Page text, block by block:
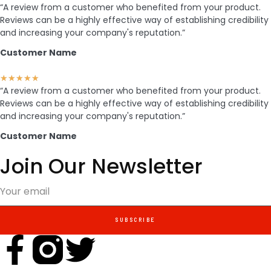
“A review from a customer who benefited from your product.
Reviews can be a highly effective way of establishing credibility
and increasing your company's reputation.”
Customer Name
★★★★★
“A review from a customer who benefited from your product.
Reviews can be a highly effective way of establishing credibility
and increasing your company's reputation.”
Customer Name
Join Our Newsletter
SUBSCRIBE